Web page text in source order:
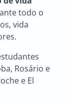
todo o
vida
Rosário e
e El